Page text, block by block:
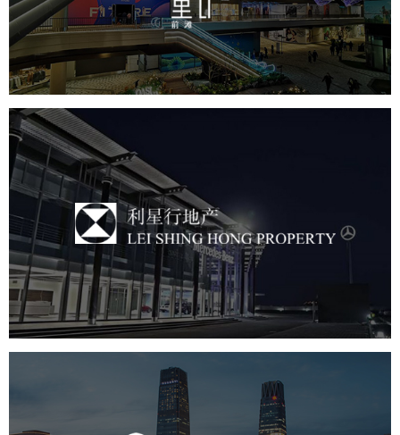
房地产 商业地产 地产网站建设 品牌官网
利星行地产
房地产 商业地产 地产网站建设
中国国贸